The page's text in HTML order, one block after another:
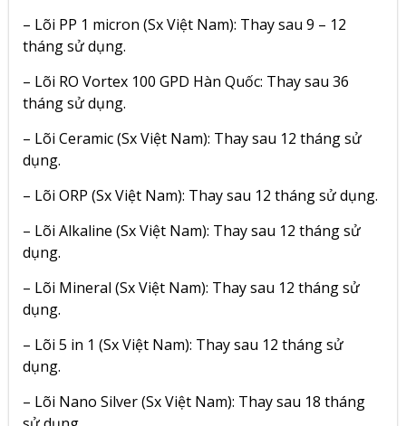
– Lõi PP 1 micron (Sx Việt Nam): Thay sau 9 – 12
tháng sử dụng.
– Lõi RO Vortex 100 GPD Hàn Quốc: Thay sau 36
tháng sử dụng.
– Lõi Ceramic (Sx Việt Nam): Thay sau 12 tháng sử
dụng.
– Lõi ORP (Sx Việt Nam): Thay sau 12 tháng sử dụng.
– Lõi Alkaline (Sx Việt Nam): Thay sau 12 tháng sử
dụng.
– Lõi Mineral (Sx Việt Nam): Thay sau 12 tháng sử
dụng.
– Lõi 5 in 1 (Sx Việt Nam): Thay sau 12 tháng sử
dụng.
– Lõi Nano Silver (Sx Việt Nam): Thay sau 18 tháng